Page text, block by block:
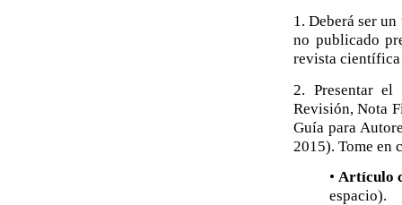
1. Deberá ser
no publicado
revista
2. Presentar
Revisión, Nota
Guía para
2015). Tome en
• Artículo
espacio).